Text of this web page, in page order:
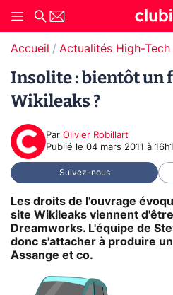
Accueil Actualités High-Tech
Insolite : bientôt un
Wikileaks ?
Par Olivier Robillart
Publié le 04 mars 2011 à
Suivez-nous
Les droits de l'ouvrage
site Wikileaks viennent
Dreamworks. L'équipe de
donc s'attacher à produire
Assange et co.